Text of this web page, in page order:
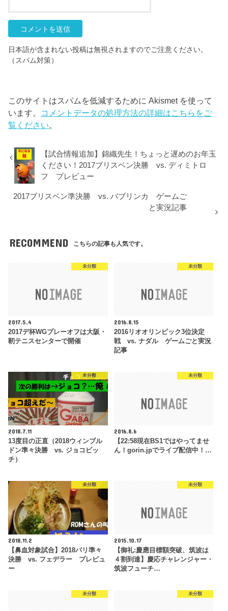
日本語が含まれない投稿は無視されますのでご注意ください。
（スパム対策）
このサイトはスパムを低減するために Akismet を使って
います。 コメントデータの処理方法の詳細はこちらをご
覧ください
【試合情報追加】錦織先生！ちょっと遅めのお年玉
ください！2017ブリスベン決勝 vs. ディミトロ
フ プレビュー
2017ブリスベン準決勝 vs. バブリンカ ゲームご
と実況記事
RECOMMEND こちらの記事も人気です。
未分類
2017.5.4
2017デ杯WGプレーオフは大阪・
靭テニスセンターで開催
未分類
2016.8.15
2016リオオリンピック3位決定
戦 vs. ナダル ゲームごと実況
記事
未分類
2018.7.11
13度目の正直（2018ウィンブル
ドン準々決勝 vs. ジョコビッ
チ）
未分類
2016.8.6
【22:58現在BS1ではやってませ
ん！gorin.jpでライブ配信中！…
未分類
2018.11.2
【鼻血対象試合】2018パリ準々
決勝 vs. フェデラー プレビュ
ー
未分類
2015.10.17
【御礼:慶應目標額突破、筑波は
４割到達】慶応チャレンジャー・
筑波フューチ…
未分類 未分類